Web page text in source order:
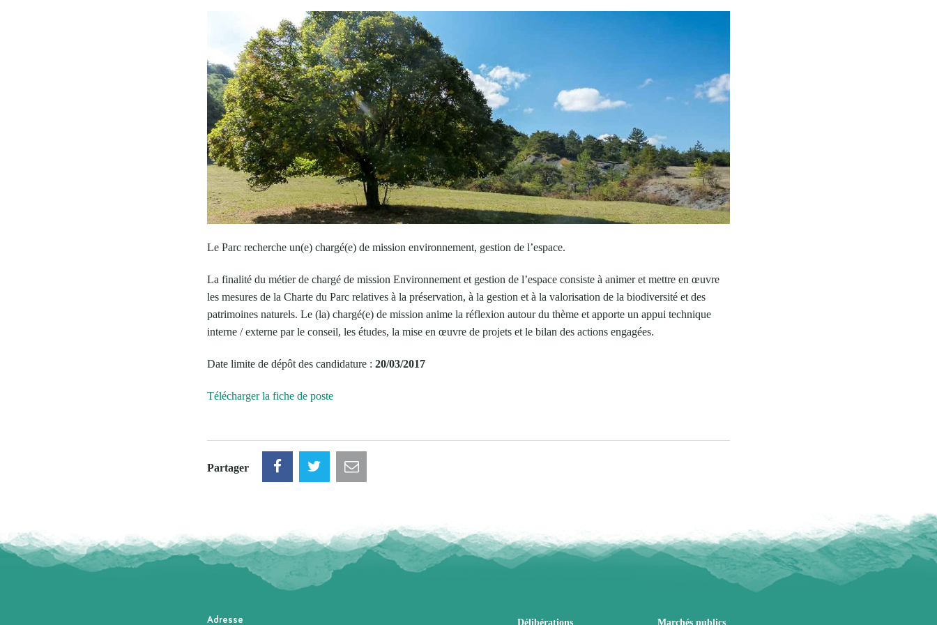
Le Parc recherche un(e) chargé(e) de mission environnement, gestion de l’espace.
La finalité du métier de chargé de mission Environnement et gestion de l’espace consiste à animer et mettre en œuvre
les mesures de la Charte du Parc relatives à la préservation, à la gestion et à la valorisation de la biodiversité et des
patrimoines naturels. Le (la) chargé(e) de mission anime la réflexion autour du thème et apporte un appui technique
interne / externe par le conseil, les études, la mise en œuvre de projets et le bilan des actions engagées.
Date limite de dépôt des candidature : 20/03/2017
Télécharger la fiche de poste
Partager
Adresse Délibérations
Marchés publics